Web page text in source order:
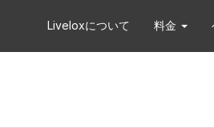
Liveloxについて 料金